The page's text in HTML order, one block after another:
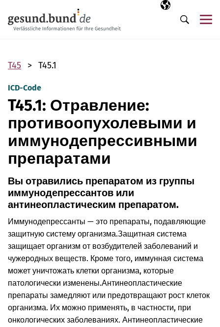
Выбранный
RU
Поиск
T45 T45.1
ICD-Code
T45.1: Отравление:
противоопухолевыми и
иммунодепрессивными
препаратами
Вы отравились препаратом из группы
иммунодепрессантов или
антинеопластическим препаратом.
Иммунодепрессанты — это препараты, подавляющие
защитную систему организма.Защитная система
защищает организм от возбудителей заболеваний и
чужеродных веществ. Кроме того, иммунная система
может уничтожать клетки организма, которые
патологически изменены.Антинеопластические
препараты замедляют или предотвращают рост клеток
организма. Их можно применять, в частности, при
онкологических заболеваниях. Антинеопластические